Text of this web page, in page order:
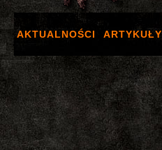
AKTUALNOŚCI ARTYKUŁY